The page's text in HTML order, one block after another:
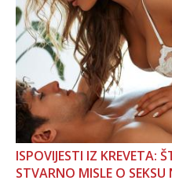
ISPOVIJESTI IZ KREVETA:
STVARNO MISLE O SEKSU